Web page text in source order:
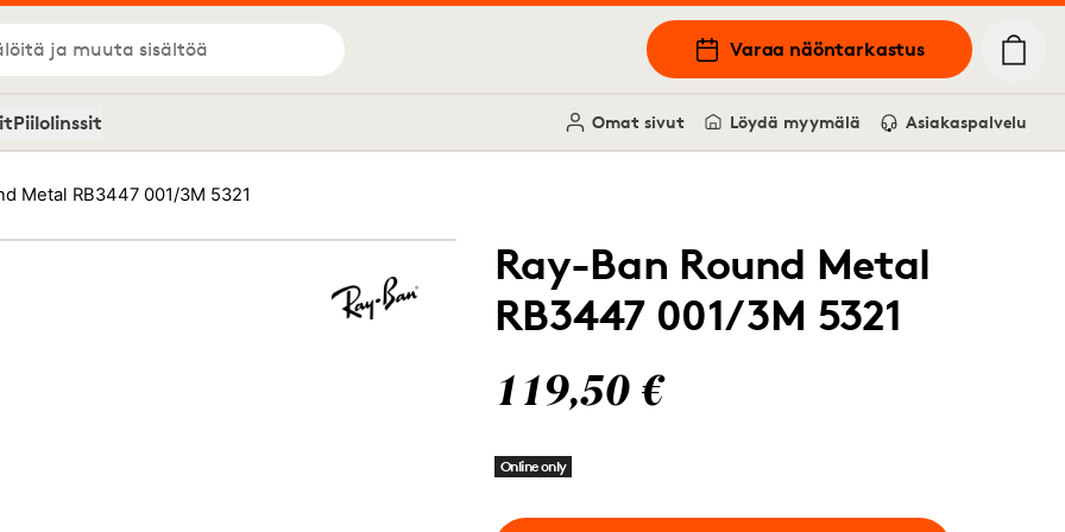
ja muuta sisältöä Varaa näöntarkastus
Piilolinssit Omat sivut Löydä myymälä Asiakaspalvelu
Metal RB3447 001/3M 5321
Ray-Ban Round Metal
RB3447 001/3M 5321
119,50 €
Online only